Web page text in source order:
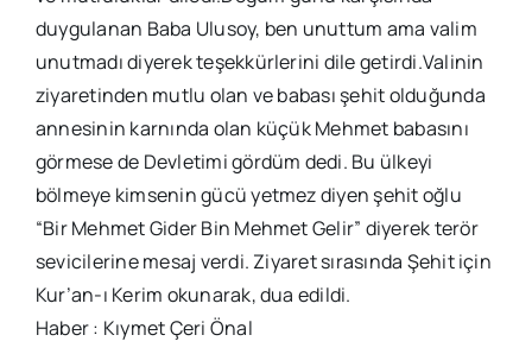
duygulanan Baba Ulusoy, ben unuttum ama valim
unutmadı diyerek teşekkürlerini dile getirdi.Valinin
ziyaretinden mutlu olan ve babası şehit olduğunda
annesinin karnında olan küçük Mehmet babasını
görmese de Devletimi gördüm dedi. Bu ülkeyi
bölmeye kimsenin gücü yetmez diyen şehit oğlu
“Bir Mehmet Gider Bin Mehmet Gelir” diyerek terör
sevicilerine mesaj verdi. Ziyaret sırasında Şehit için
Kur’an-ı Kerim okunarak, dua edildi.
Haber : Kıymet Çeri Önal